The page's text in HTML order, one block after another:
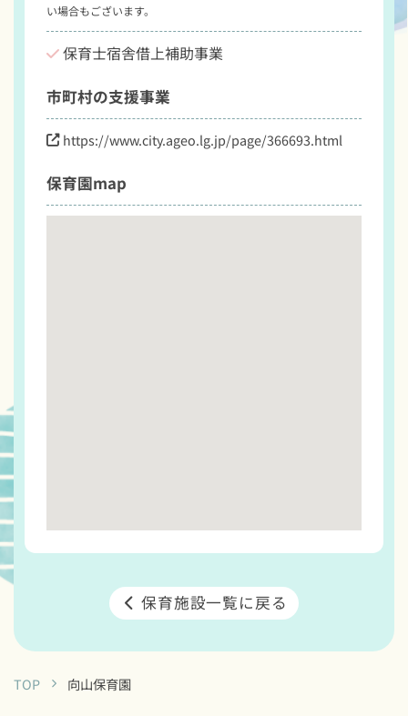
い場合もございます。
保育士宿舎借上補助事業
市町村の支援事業
https://www.city.ageo.lg.jp/page/366693.html
保育園map
保育施設一覧に戻る
TOP 向山保育園